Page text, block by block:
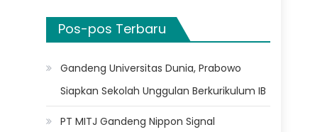
Pos-pos Terbaru
Gandeng Universitas Dunia, Prabowo
Siapkan Sekolah Unggulan Berkurikulum IB
PT MITJ Gandeng Nippon Signal